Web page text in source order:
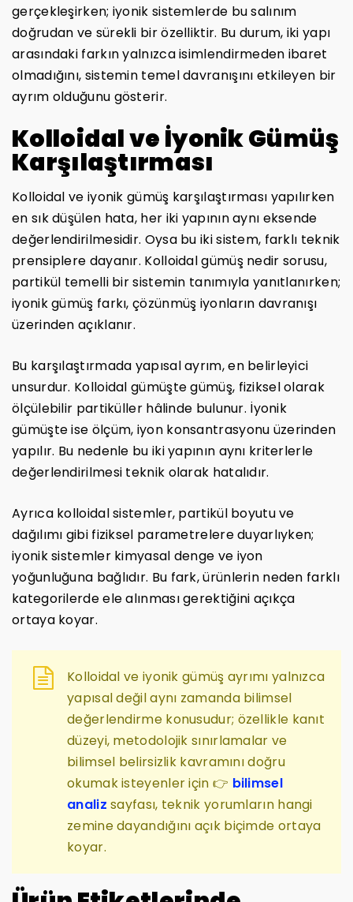
gerçekleşirken; iyonik sistemlerde bu salınım
doğrudan ve sürekli bir özelliktir. Bu durum, iki yapı
arasındaki farkın yalnızca isimlendirmeden ibaret
olmadığını, sistemin temel davranışını etkileyen bir
ayrım olduğunu gösterir.
Kolloidal ve İyonik Gümüş
Karşılaştırması
Kolloidal ve iyonik gümüş karşılaştırması yapılırken
en sık düşülen hata, her iki yapının aynı eksende
değerlendirilmesidir. Oysa bu iki sistem, farklı teknik
prensiplere dayanır. Kolloidal gümüş nedir sorusu,
partikül temelli bir sistemin tanımıyla yanıtlanırken;
iyonik gümüş farkı, çözünmüş iyonların davranışı
üzerinden açıklanır.
Bu karşılaştırmada yapısal ayrım, en belirleyici
unsurdur. Kolloidal gümüşte gümüş, fiziksel olarak
ölçülebilir partiküller hâlinde bulunur. İyonik
gümüşte ise ölçüm, iyon konsantrasyonu üzerinden
yapılır. Bu nedenle bu iki yapının aynı kriterlerle
değerlendirilmesi teknik olarak hatalıdır.
Ayrıca kolloidal sistemler, partikül boyutu ve
dağılımı gibi fiziksel parametrelere duyarlıyken;
iyonik sistemler kimyasal denge ve iyon
yoğunluğuna bağlıdır. Bu fark, ürünlerin neden farklı
kategorilerde ele alınması gerektiğini açıkça
ortaya koyar.
Kolloidal ve iyonik gümüş ayrımı yalnızca
yapısal değil aynı zamanda bilimsel
değerlendirme konusudur; özellikle kanıt
düzeyi, metodolojik sınırlamalar ve
bilimsel belirsizlik kavramını doğru
okumak isteyenler için 👉 bilimsel
analiz sayfası, teknik yorumların hangi
zemine dayandığını açık biçimde ortaya
koyar.